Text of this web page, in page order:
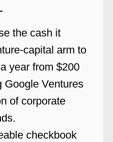
the cash it
capital arm to
year from $200
Google Ventures
of corporate
checkbook